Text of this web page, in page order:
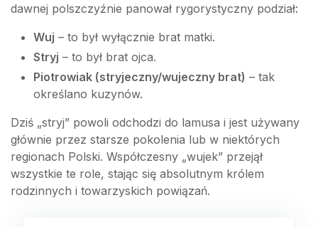
dawnej polszczyźnie panował rygorystyczny podział:
Wuj – to był wyłącznie brat matki.
Stryj – to był brat ojca.
Piotrowiak (stryjeczny/wujeczny brat) – tak
określano kuzynów.
Dziś „stryj” powoli odchodzi do lamusa i jest używany
głównie przez starsze pokolenia lub w niektórych
regionach Polski. Współczesny „wujek” przejął
wszystkie te role, stając się absolutnym królem
rodzinnych i towarzyskich powiązań.